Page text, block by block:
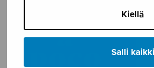
Kiellä
Salli kaikki